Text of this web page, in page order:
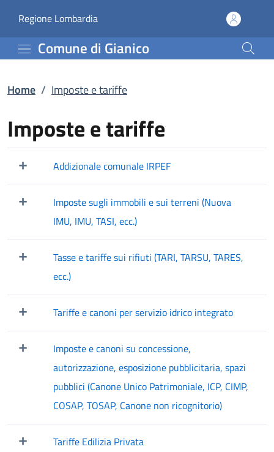
Imposte e tariffe |
Regione Lombardia(apre in un'altra scheda).
Comune di Gianico
Home / Imposte e tariffe
Imposte e tariffe
Mostra/Nascondi elementi figli
Addizionale comunale IRPEF
Mostra/Nascondi elementi figli
Imposte sugli immobili e sui terreni (Nuova
IMU, IMU, TASI, ecc.)
Mostra/Nascondi elementi figli
Tasse e tariffe sui rifiuti (TARI, TARSU, TARES,
ecc.)
Mostra/Nascondi elementi figli
Tariffe e canoni per servizio idrico integrato
Mostra/Nascondi elementi figli
Imposte e canoni su concessione,
autorizzazione, esposizione pubblicitaria, spazi
pubblici (Canone Unico Patrimoniale, ICP, CIMP,
COSAP, TOSAP, Canone non ricognitorio)
Tariffe Edilizia Privata